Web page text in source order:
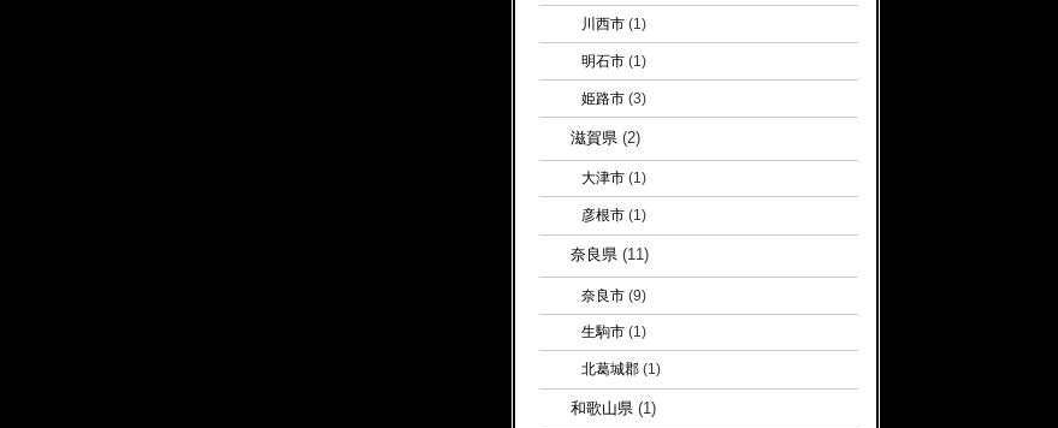
川西市(1)
明石市(1)
姫路市(3)
滋賀県(2)
大津市(1)
彦根市(1)
奈良県(11)
奈良市(9)
生駒市(1)
北葛城郡(1)
和歌山県(1)